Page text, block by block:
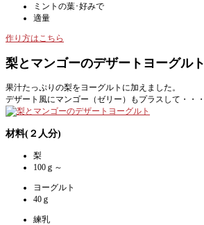
ミントの葉･好みで
適量
作り方はこちら
梨とマンゴーのデザートヨーグルト
果汁たっぷりの梨をヨーグルトに加えました。
デザート風にマンゴー（ゼリー）もプラスして・・・
材料(２人分)
梨
100ｇ～
ヨーグルト
40ｇ
練乳